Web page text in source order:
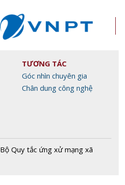
TƯƠNG TÁC
Góc nhìn chuyên gia
Chân dung công nghệ
Bộ Quy tắc ứng xử mạng xã